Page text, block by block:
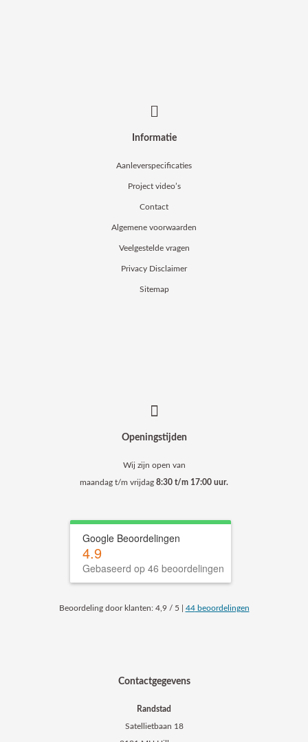
Informatie
Aanleverspecificaties
Project video’s
Contact
Algemene voorwaarden
Veelgestelde vragen
Privacy Disclaimer
Sitemap
Openingstijden
Wij zijn open van
maandag t/m vrijdag 8:30 t/m 17:00 uur.
Google Beoordelingen
4.9
Gebaseerd op 46 beoordelingen
Beoordelingdoor klanten: 4,9/ 5 44beoordelingen
Contactgegevens
Randstad
Satellietbaan 18